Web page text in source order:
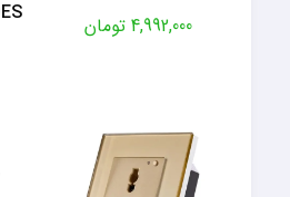
4,992,000 تومان